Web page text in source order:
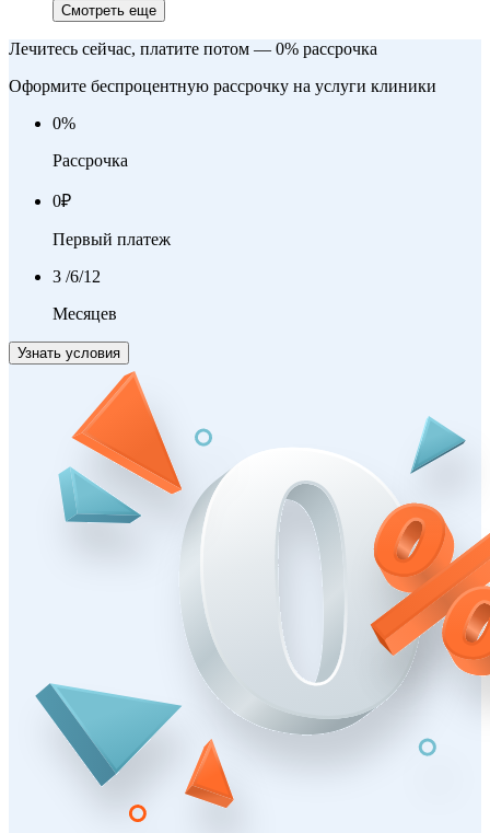
Смотреть еще
Лечитесь сейчас, платите потом — 0% рассрочка
Оформите беспроцентную рассрочку на услуги клиники
0%
Рассрочка
0₽
Первый платеж
3 /6/12
Месяцев
Узнать условия